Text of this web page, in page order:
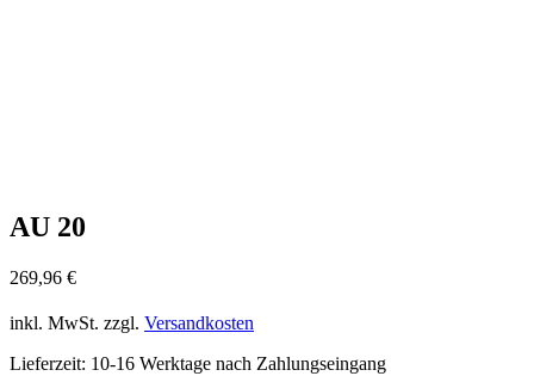
AU 20
269,96 €
inkl. MwSt. zzgl. Versandkosten
Lieferzeit: 10-16 Werktage nach Zahlungseingang